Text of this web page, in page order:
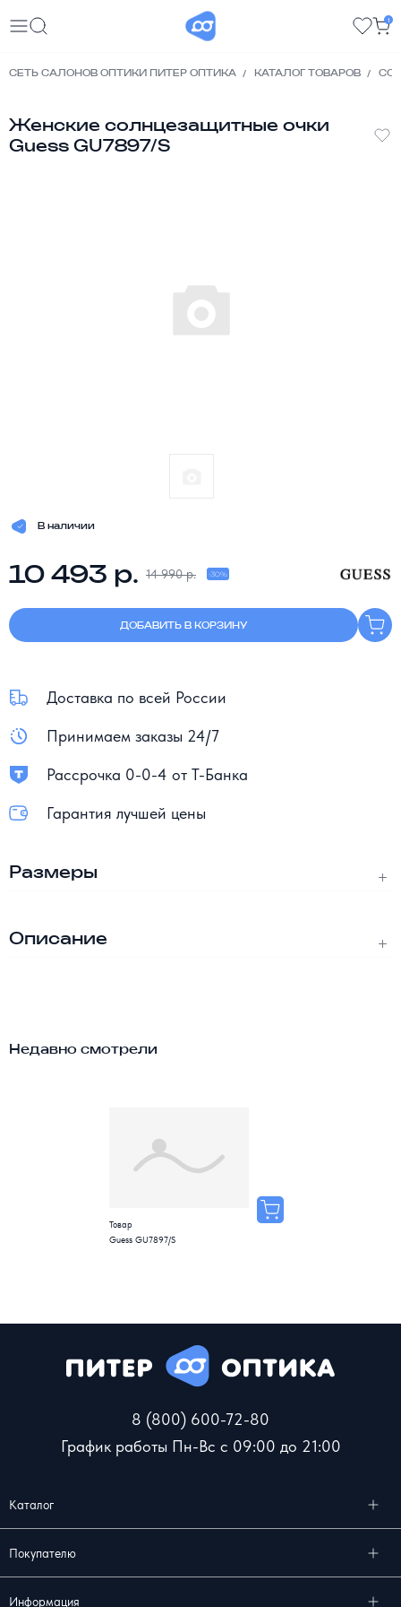
1
СЕТЬ САЛОНОВ ОПТИКИ ПИТЕР ОПТИКА КАТАЛОГ ТОВАРОВ
Женские солнцезащитные очки
Guess GU7897/S
В наличии
10 493 р. 14 990 р. -30%
ДОБАВИТЬ В КОРЗИНУ
Доставка по всей России
Принимаем заказы 24/7
Рассрочка 0-0-4 от Т-Банка
Гарантия лучшей цены
Размеры
Описание
Недавно смотрели
Товар
Guess GU7897/S
8 (800) 600-72-80
График работы Пн-Вс с 09:00 до 21:00
Каталог
Покупателю
Информация